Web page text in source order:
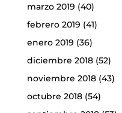
marzo 2019 (40)
febrero 2019 (41)
enero 2019 (36)
diciembre 2018(52)
noviembre 2018(43)
octubre 2018(54)